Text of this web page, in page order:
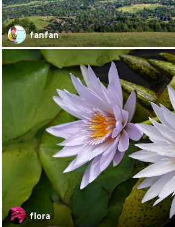
fanfan
flora